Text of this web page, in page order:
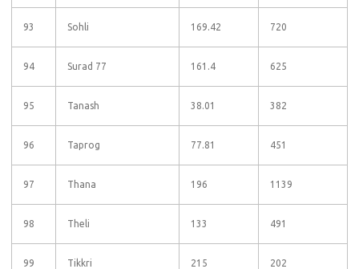
93 Sohli 169.42 720
94 Surad 77 161.4 625
95 Tanash 38.01 382
96 Taprog 77.81 451
97 Thana 196 1139
98 Theli 133 491
99 Tikkri 215 202